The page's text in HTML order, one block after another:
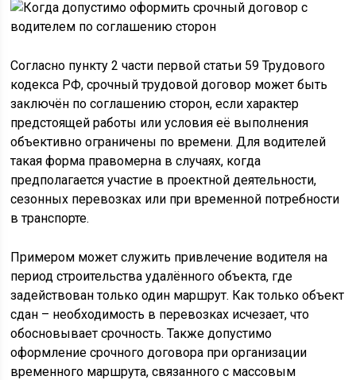
Согласно пункту 2 части первой статьи 59 Трудового
кодекса РФ, срочный трудовой договор может быть
заключён по соглашению сторон, если характер
предстоящей работы или условия её выполнения
объективно ограничены по времени. Для водителей
такая форма правомерна в случаях, когда
предполагается участие в проектной деятельности,
сезонных перевозках или при временной потребности
в транспорте.
Примером может служить привлечение водителя на
период строительства удалённого объекта, где
задействован только один маршрут. Как только объект
сдан – необходимость в перевозках исчезает, что
обосновывает срочность. Также допустимо
оформление срочного договора при организации
временного маршрута, связанного с массовым